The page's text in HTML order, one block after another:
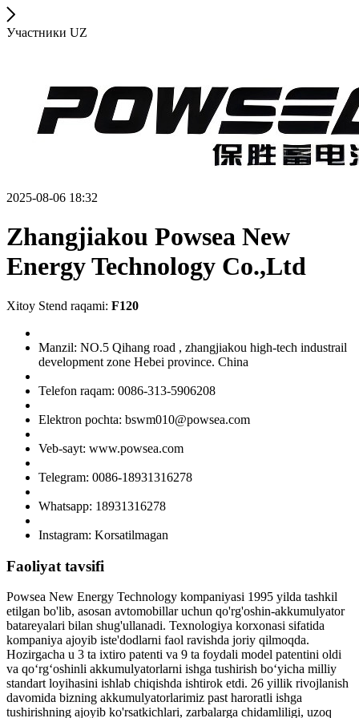
Участники UZ
2025-08-06 18:32
Zhangjiakou Powsea New
Energy Technology Co.,Ltd
Xitoy Stend raqami: F120
Manzil: NO.5 Qihang road , zhangjiakou high-tech industrail
development zone Hebei province. China
Telefon raqam: 0086-313-5906208
Elektron pochta: bswm010@powsea.com
Veb-sayt: www.powsea.com
Telegram: 0086-18931316278
Whatsapp: 18931316278
Instagram: Korsatilmagan
Faoliyat tavsifi
Powsea New Energy Technology kompaniyasi 1995 yilda tashkil
etilgan bo'lib, asosan avtomobillar uchun qo'rg'oshin-akkumulyator
batareyalari bilan shug'ullanadi. Texnologiya korxonasi sifatida
kompaniya ajoyib iste'dodlarni faol ravishda joriy qilmoqda.
Hozirgacha u 3 ta ixtiro patenti va 9 ta foydali model patentini oldi
va qoʻrgʻoshinli akkumulyatorlarni ishga tushirish boʻyicha milliy
standart loyihasini ishlab chiqishda ishtirok etdi. 26 yillik rivojlanish
davomida bizning akkumulyatorlarimiz past haroratli ishga
tushirishning ajoyib ko'rsatkichlari, zarbalarga chidamliligi, uzoq